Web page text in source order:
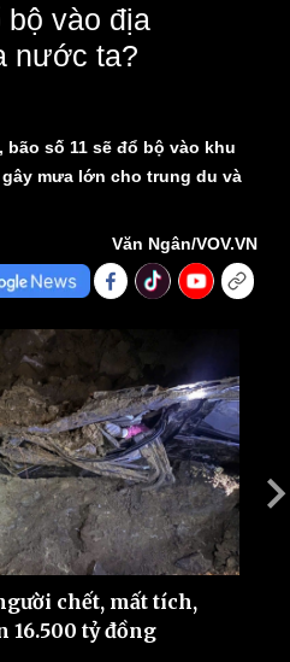
Dự báo thời tiết
Giáo dục
Dấu ấn VOV
Multimedia
Video
Ảnh
E-Magazine
Infographic
bộ vào địa
nước ta?
bão số 11 sẽ đổ bộ vào khu
mưa lớn cho trung du và
Văn Ngân/VOV.VN
chết, mất tích,
tỷ đồng